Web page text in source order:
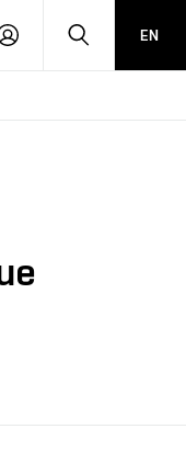
PŘIHLÁSIT HLEDATEN